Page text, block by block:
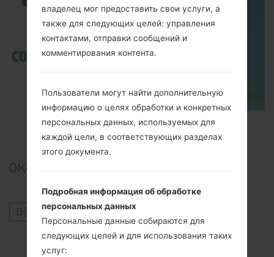
TOP 5 SECRET CODES for Samsung
0Комментарии
Войдитечтобы оставить комментарий.
Другие модели из этой серии
владелец мог предоставить свои услуги, а
также для следующих целей: управления
контактами, отправки сообщений и
комментирования контента.
Пользователи могут найти дополнительную
информацию о целях обработки и конкретных
персональных данных, используемых для
каждой цели, в соответствующих разделах
этого документа.
Подробная информация об обработке
персональных данных
Персональные данные собираются для
следующих целей и для использования таких
услуг: